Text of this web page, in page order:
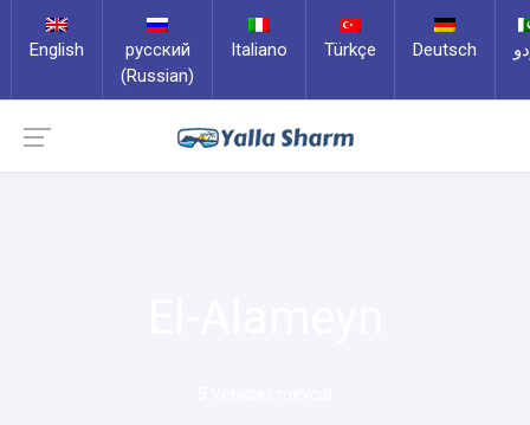
English
русский
(Russian)
Italiano Türkçe Deutsch